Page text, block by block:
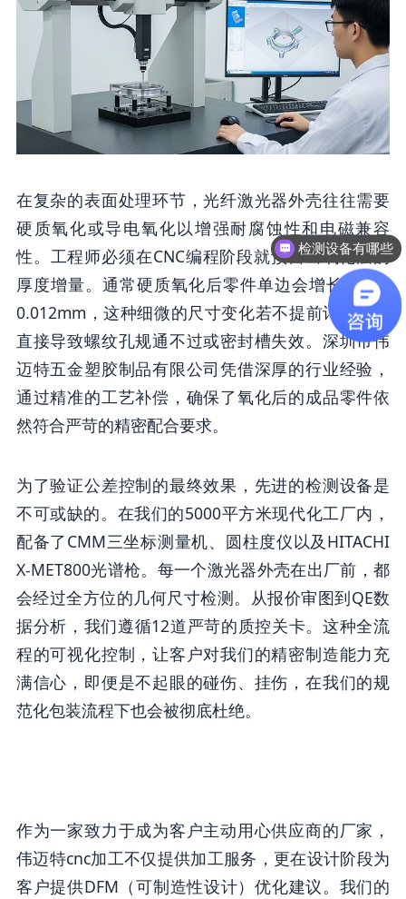
在复杂的表面处理环节，光纤激光器外壳往往需要
硬质氧化或导电氧化以增强耐腐蚀性和电磁兼容
性。工程师必须在CNC编程阶段就预留出氧化层的
厚度增量。通常硬质氧化后零件单边会增长0.008-
0.012mm，这种细微的尺寸变化若不提前计算，会
直接导致螺纹孔规通不过或密封槽失效。深圳市伟
迈特五金塑胶制品有限公司凭借深厚的行业经验，
通过精准的工艺补偿，确保了氧化后的成品零件依
然符合严苛的精密配合要求。
为了验证公差控制的最终效果，先进的检测设备是
不可或缺的。在我们的5000平方米现代化工厂内，
配备了CMM三坐标测量机、圆柱度仪以及HITACHI
X-MET800光谱枪。每一个激光器外壳在出厂前，都
会经过全方位的几何尺寸检测。从报价审图到QE数
据分析，我们遵循12道严苛的质控关卡。这种全流
程的可视化控制，让客户对我们的精密制造能力充
满信心，即便是不起眼的碰伤、挂伤，在我们的规
范化包装流程下也会被彻底杜绝。
作为一家致力于成为客户主动用心供应商的厂家，
伟迈特cnc加工不仅提供加工服务，更在设计阶段为
客户提供DFM（可制造性设计）优化建议。我们的
检测设备有哪些